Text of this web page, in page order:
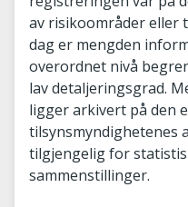
av risikoområder eller
dag er mengden
overordnet nivå
lav detaljeringsgrad.
ligger arkivert på den
tilsynsmyndighetenes
tilgjengelig for
sammenstillinger.